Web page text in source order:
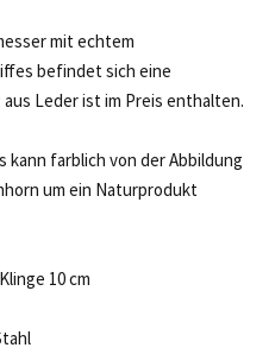
mit echtem
befindet sich eine
Leder ist im Preis enthalten.
farblich von der Abbildung
um ein Naturprodukt
10 cm